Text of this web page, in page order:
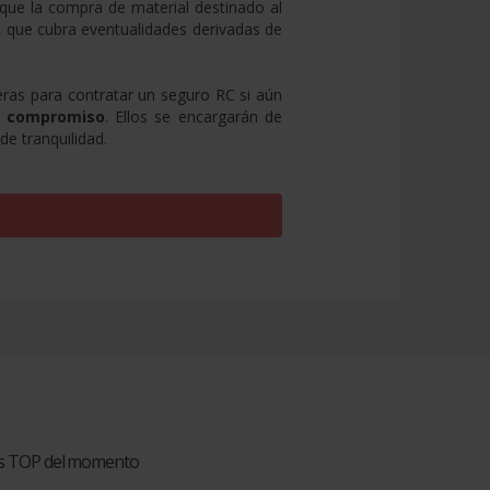
la compra de material destinado al
cubra eventualidades derivadas de
para contratar un seguro RC si aún
. Ellos se encargarán de
tranquilidad.
TOP del momento